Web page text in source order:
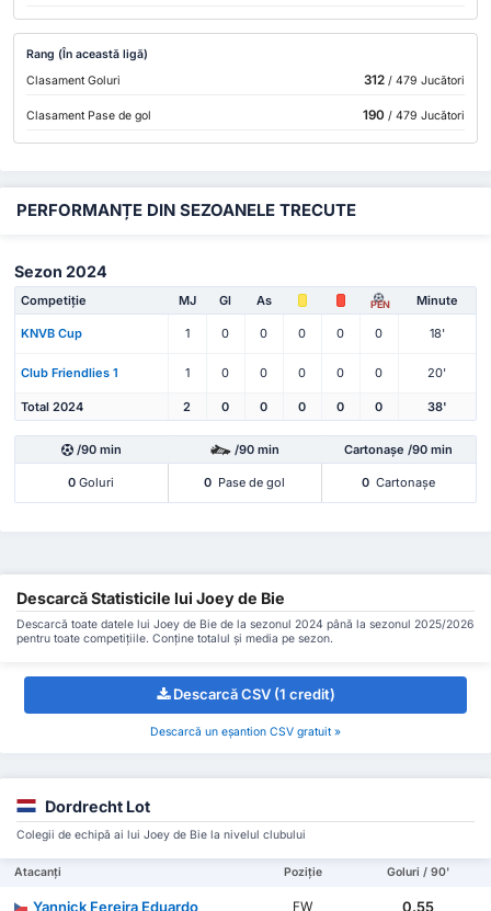
Rang (În această ligă)
Clasament Goluri
312/ 479 Jucători
Clasament Pase de gol 190 / 479 Jucători
PERFORMANȚE DIN SEZOANELE TRECUTE
Sezon 2024
Competiție MJ Gl As PEN Minute
KNVB Cup 1 0 0 0 0 0 18'
Club Friendlies 1 1 0 0 0 0 0 20'
Total 2024 2 0 0 0 0 0 38'
/90 min /90 min Cartonașe /90 min
0 Goluri 0 Pase de gol 0 Cartonașe
Descarcă Statisticile lui Joey de Bie
Descarcă toate datele lui Joey de Bie de la sezonul 2024 până la sezonul 2025/2026
pentru toate competițiile. Conține totalul și media pe sezon.
Descarcă CSV (1 credit)
Descarcă un eșantion CSV gratuit »
Dordrecht Lot
Colegii de echipă ai lui Joey de Bie la nivelul clubului
Atacanți Poziție Goluri / 90'
Yannick Fereira Eduardo FW 0.55